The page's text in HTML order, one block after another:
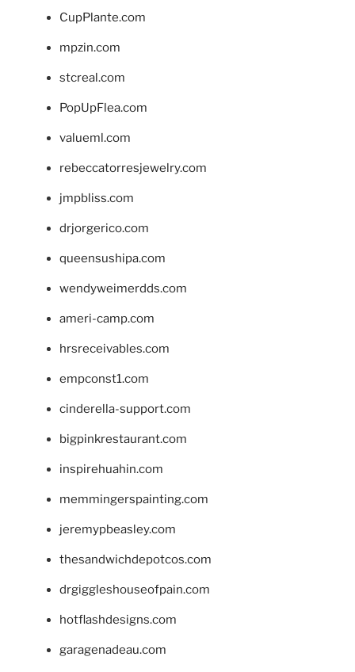
CupPlante.com
mpzin.com
stcreal.com
PopUpFlea.com
valueml.com
rebeccatorresjewelry.com
jmpbliss.com
drjorgerico.com
queensushipa.com
wendyweimerdds.com
ameri-camp.com
hrsreceivables.com
empconst1.com
cinderella-support.com
bigpinkrestaurant.com
inspirehuahin.com
memmingerspainting.com
jeremypbeasley.com
thesandwichdepotcos.com
drgiggleshouseofpain.com
hotflashdesigns.com
garagenadeau.com